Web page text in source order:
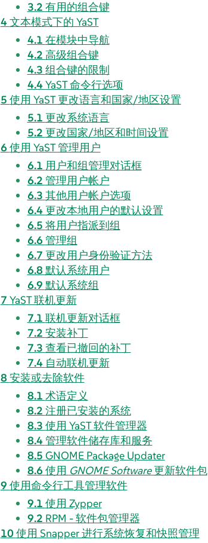
3.2 有用的组合键
4文本模式下的 YaST
4.1 在模块中导航
4.2 高级组合键
4.3 组合键的限制
4.4YaST 命令行选项
5 使用 YaST 更改语言和国家/地区设置
5.1 更改系统语言
5.2 更改国家/地区和时间设置
6 使用 YaST 管理用户
6.1 用户和组管理对话框
6.2 管理用户帐户
6.3 其他用户帐户选项
6.4更改本地用户的默认设置
6.5 将用户指派到组
6.6 管理组
6.7 更改用户身份验证方法
6.8 默认系统用户
6.9 默认系统组
7 YaST 联机更新
7.1 联机更新对话框
7.2 安装补丁
7.3 查看已撤回的补丁
7.4 自动联机更新
8 安装或去除软件
8.1 术语定义
8.2 注册已安装的系统
8.3 使用 YaST 软件管理器
8.4管理软件储存库和服务
8.5 GNOME Package Updater
8.6 使用 GNOME Software更新软件包
9 使用命令行工具管理软件
9.1 使用 Zypper
9.2 RPM - 软件包管理器
10使用 Snapper 进行系统恢复和快照管理